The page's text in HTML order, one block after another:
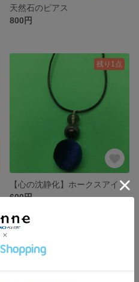
天然石のピアス
800円
残り1点
【心の沈静化】ホークスアイとタッセルのネックレス
600円